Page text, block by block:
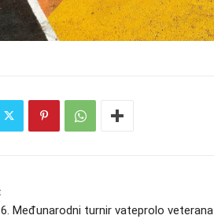
Međunarodni turnir vateprolo veterana